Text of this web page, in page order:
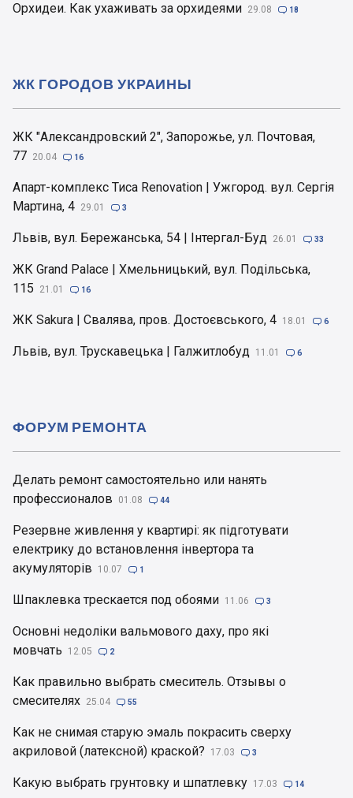
Орхидеи. Как ухаживать за орхидеями 29.08  18
ЖК "Александровский 2", Запорожье, ул. Почтовая,
77 20.04  16
Апарт-комплекс Тиса Renovation | Ужгород. вул. Сергія
Мартина, 4 29.01  3
Львів, вул. Бережанська, 54 | Інтергал-Буд 26.01  33
ЖК Grand Palace | Хмельницький, вул. Подільська,
115
21.01  16
ЖК Sakura | Свалява, пров. Достоєвського, 4 18.01  6
Львів, вул. Трускавецька | Галжитлобуд 11.01  6
ЖК ГОРОДОВ УКРАИНЫ
Делать ремонт самостоятельно или нанять
профессионалов
01.08  44
Резервне живлення у квартирі: як підготувати
електрику до встановлення інвертора та
акумуляторів
10.07  1
Шпаклевка трескается под обоями 11.06  3
Основні недоліки вальмового даху, про які
мовчать
12.05  2
Как правильно выбрать смеситель. Отзывы о
смесителях 25.04  55
Как не снимая старую эмаль покрасить сверху
акриловой (латексной) краской?
17.03  3
Какую выбрать грунтовку и шпатлевку 17.03  14
ФОРУМ РЕМОНТА